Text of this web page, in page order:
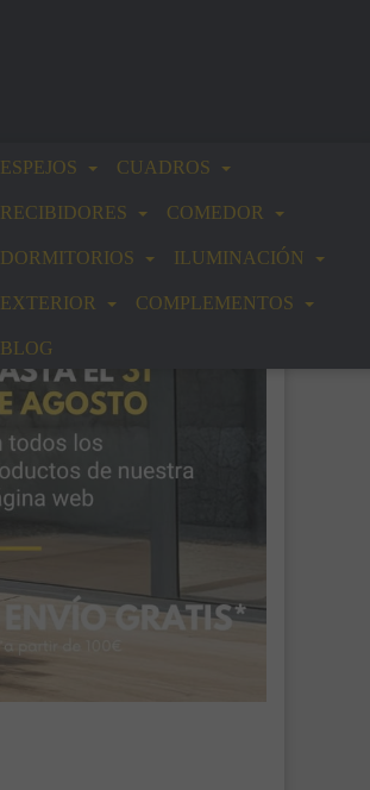
ESPEJOS CUADROS
RECIBIDORES COMEDOR
DORMITORIOS ILUMINACIÓN
EXTERIOR COMPLEMENTOS
BLOG